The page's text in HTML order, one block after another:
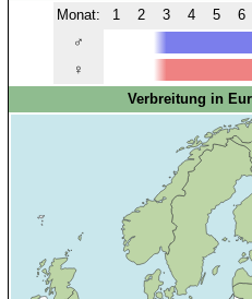
Monat:
1 2 3 4 5 6
♂
♀
Verbreitung in